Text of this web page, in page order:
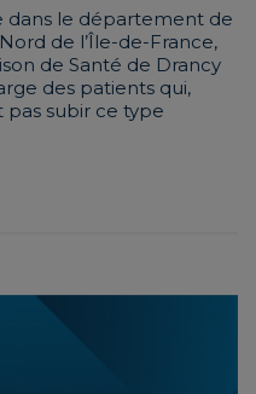
dans le département de
de l’Île-de-France,
de Santé de Drancy
des patients qui,
pas subir ce type